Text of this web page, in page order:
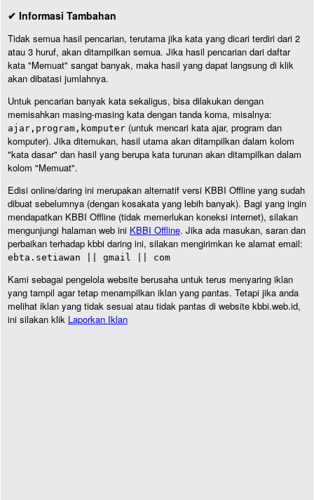
✔ Informasi Tambahan
Tidak semua hasil pencarian, terutama jika kata yang dicari terdiri dari 2
atau 3 huruf, akan ditampilkan semua. Jika hasil pencarian dari daftar
kata "Memuat" sangat banyak, maka hasil yang dapat langsung di klik
akan dibatasi jumlahnya.
Untuk pencarian banyak kata sekaligus, bisa dilakukan dengan
memisahkan masing-masing kata dengan tanda koma, misalnya:
ajar,program,komputer (untuk mencari kata ajar, program dan
komputer). Jika ditemukan, hasil utama akan ditampilkan dalam kolom
"kata dasar" dan hasil yang berupa kata turunan akan ditampilkan dalam
kolom "Memuat".
Edisi online/daring ini merupakan alternatif versi KBBI Offline yang sudah
dibuat sebelumnya (dengan kosakata yang lebih banyak). Bagi yang ingin
mendapatkan KBBI Offline (tidak memerlukan koneksi internet), silakan
mengunjungi halaman web ini KBBI Offline. Jika ada masukan, saran dan
perbaikan terhadap kbbi daring ini, silakan mengirimkan ke alamat email:
ebta.setiawan || gmail || com
Kami sebagai pengelola website berusaha untuk terus menyaring iklan
yang tampil agar tetap menampilkan iklan yang pantas. Tetapi jika anda
melihat iklan yang tidak sesuai atau tidak pantas di website kbbi.web.id,
ini silakan klik Laporkan Iklan